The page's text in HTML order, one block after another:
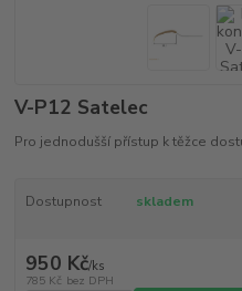
V-P12 Satelec
Pro jednodušší přístup k těžce
Dostupnost skladem
950 Kč/ks
785 Kč bez DPH